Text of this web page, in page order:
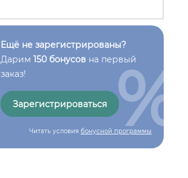
Ещё не зарегистрированы?
Дарим 150 бонусов на первый
заказ!
Зарегистрироваться
Читать условия бонусной программы
%